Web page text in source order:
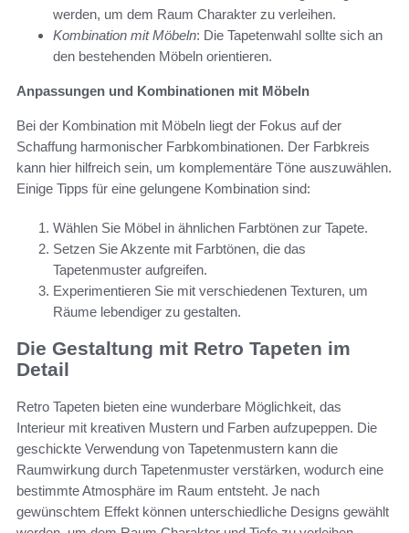
werden, um dem Raum Charakter zu verleihen.
Kombination mit Möbeln: Die Tapetenwahl sollte sich an
den bestehenden Möbeln orientieren.
Anpassungen und Kombinationen mit Möbeln
Bei der Kombination mit Möbeln liegt der Fokus auf der
Schaffung harmonischer Farbkombinationen. Der Farbkreis
kann hier hilfreich sein, um komplementäre Töne auszuwählen.
Einige Tipps für eine gelungene Kombination sind:
Wählen Sie Möbel in ähnlichen Farbtönen zur Tapete.
Setzen Sie Akzente mit Farbtönen, die das
Tapetenmuster aufgreifen.
Experimentieren Sie mit verschiedenen Texturen, um
Räume lebendiger zu gestalten.
Die Gestaltung mit Retro Tapeten im
Detail
Retro Tapeten bieten eine wunderbare Möglichkeit, das
Interieur mit kreativen Mustern und Farben aufzupeppen. Die
geschickte Verwendung von Tapetenmustern kann die
Raumwirkung durch Tapetenmuster verstärken, wodurch eine
bestimmte Atmosphäre im Raum entsteht. Je nach
gewünschtem Effekt können unterschiedliche Designs gewählt